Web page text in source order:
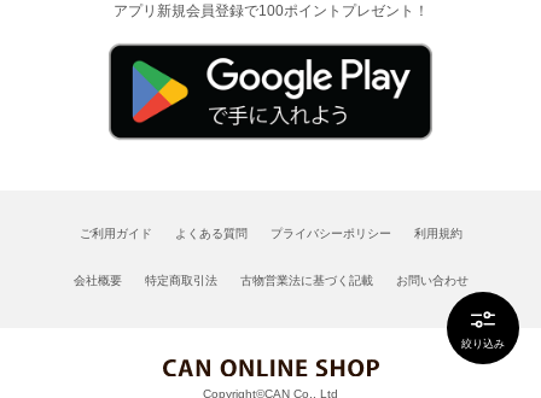
絞り込み
アプリ新規会員登録で100ポイントプレゼント！
ご利用ガイド よくある質問 プライバシーポリシー 利用規約
会社概要 特定商取引法 古物営業法に基づく記載 お問い合わせ
Copyright©CAN Co., Ltd